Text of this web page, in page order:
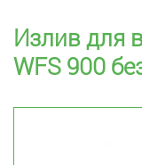
Излив для
WFS 900